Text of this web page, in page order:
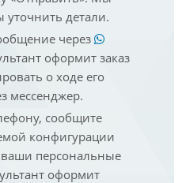
детали.
через
оформит заказ
о ходе его
мессенджер.
сообщите
конфигурации
персональные
оформит